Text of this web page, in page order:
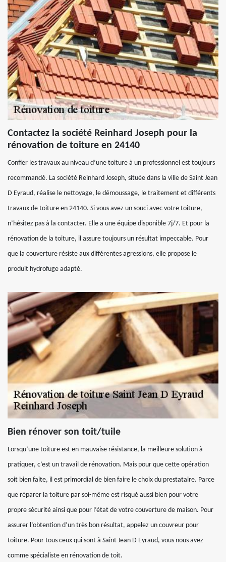
Contactez la société Reinhard Joseph pour la
rénovation de toiture en 24140
Confier les travaux au niveau d’une toiture à un professionnel est toujours
recommandé. La société Reinhard Joseph, située dans la ville de Saint Jean
D Eyraud, réalise le nettoyage, le démoussage, le traitement et différents
travaux de toiture en 24140. Si vous avez un souci avec votre toiture,
n’hésitez pas à la contacter. Elle a une équipe disponible 7j/7. Et pour la
rénovation de la toiture, il assure toujours un résultat impeccable. Pour
que la couverture résiste aux différentes agressions, elle propose le
produit hydrofuge adapté.
Bien rénover son toit/tuile
Lorsqu’une toiture est en mauvaise résistance, la meilleure solution à
pratiquer, c’est un travail de rénovation. Mais pour que cette opération
soit bien faite, il est primordial de bien faire le choix du prestataire. Parce
que réparer la toiture par soi-même est risqué aussi bien pour votre
propre sécurité ainsi que pour l’état de votre couverture de maison. Pour
assurer l’obtention d’un très bon résultat, appelez un couvreur pour
toiture. Pour tous ceux qui sont à Saint Jean D Eyraud, vous nous avez
comme spécialiste en rénovation de toit.